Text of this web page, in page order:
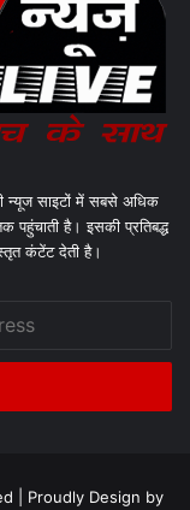
न्यूज साइटों में सबसे अधिक
पहुंचाती है। इसकी प्रतिबद्ध
कंटेंट देती है।
| Proudly Design by